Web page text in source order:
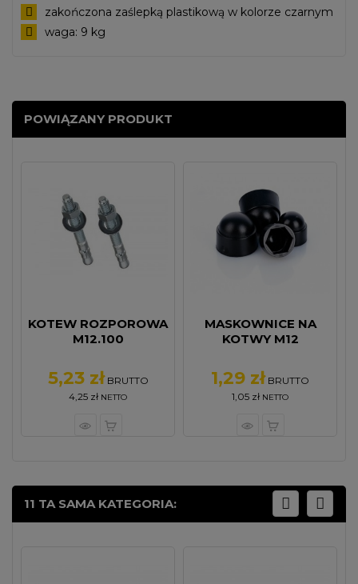
zakończona zaślepką plastikową w kolorze czarnym
waga: 9 kg
POWIĄZANY PRODUKT
KOTEW ROZPOROWA
M12.100
Cena
5,23 złBRUTTO
4,25 zł NETTO
MASKOWNICE NA
KOTWY M12
Cena
1,29 złBRUTTO
1,05 zł NETTO
11 TA SAMA KATEGORIA: